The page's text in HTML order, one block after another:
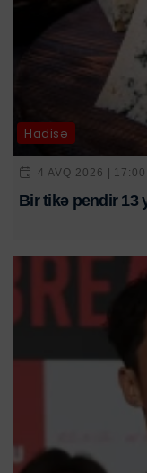
Hadisə
4 AVQ 2026 | 17:00
Bir tikə pendir 13